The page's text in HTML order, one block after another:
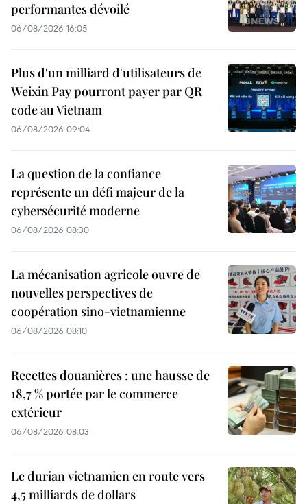
performantes dévoilé
06/08/2026 16:05
Plus d'un milliard d'utilisateurs de
Weixin Pay pourront payer par QR
code au Vietnam
06/08/2026 09:04
La question de la confiance
représente un défi majeur de la
cybersécurité moderne
06/08/2026 08:30
La mécanisation agricole ouvre de
nouvelles perspectives de
coopération sino-vietnamienne
06/08/2026 08:10
Recettes douanières : une hausse de
18,7 % portée par le commerce
extérieur
06/08/2026 08:03
Le durian vietnamien en route vers
4,5 milliards de dollars